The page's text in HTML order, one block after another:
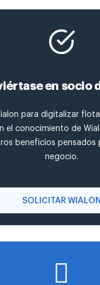
en socio
para digitalizar
el conocimiento de
beneficios pensados
negocio.
SOLICITAR WIALON